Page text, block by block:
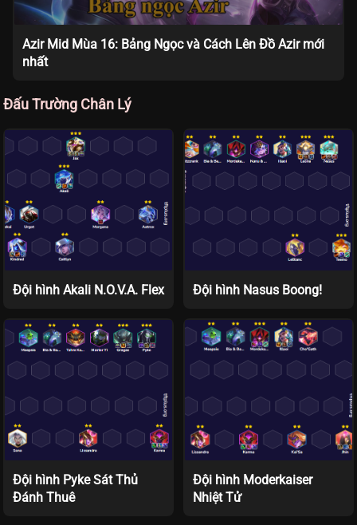
Azir Mid Mùa 16: Bảng Ngọc và Cách Lên Đồ Azir mới
nhất
Đấu Trường Chân Lý
Đội hình Akali N.O.V.A. Flex Đội hình Nasus Boong!
Đội hình Pyke Sát Thủ
Đánh Thuê
Đội hình Moderkaiser
Nhiệt Tử